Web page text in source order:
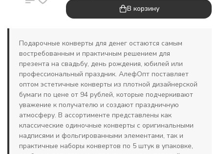
В корзину
Подарочные конверты для денег остаются самым
востребованным и практичным решением для
презента на свадьбу, день рождения, юбилей или
профессиональный праздник. АлефОпт поставляет
оптом эстетичные конверты из плотной дизайнерской
бумаги по цене от 94 рублей, которые подчеркивают
уважение к получателю и создают праздничную
атмосферу. В ассортименте представлены как
классические одиночные конверты с оригинальными
надписями и фольгированными элементами, так и
практичные наборы конвертов по 5 штук в упаковке,